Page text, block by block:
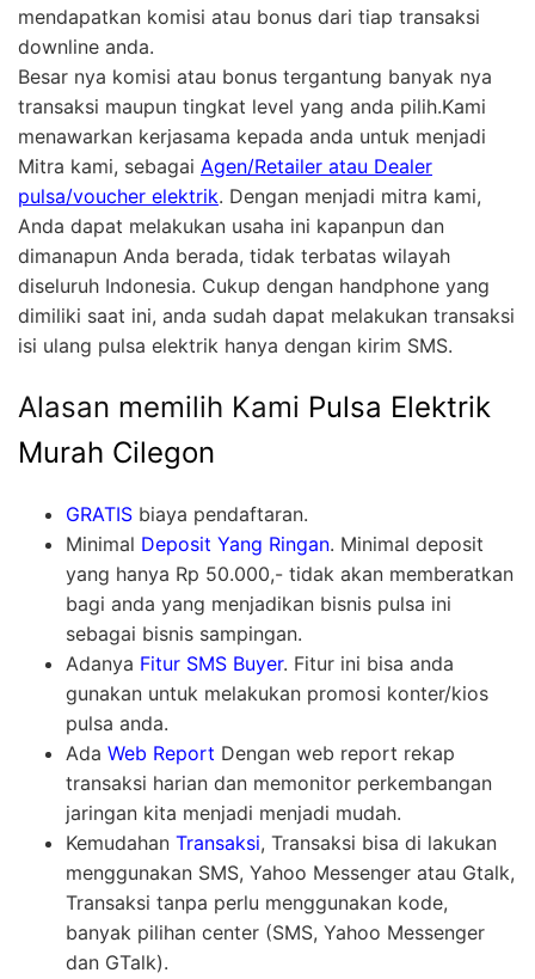
mendapatkan komisi atau bonus dari tiap transaksi
downline anda.
Besar nya komisi atau bonus tergantung banyak nya
transaksi maupun tingkat level yang anda pilih.Kami
menawarkan kerjasama kepada anda untuk menjadi
Mitra kami, sebagai Agen/Retailer atau Dealer
pulsa/voucher elektrik. Dengan menjadi mitra kami,
Anda dapat melakukan usaha ini kapanpun dan
dimanapun Anda berada, tidak terbatas wilayah
diseluruh Indonesia. Cukup dengan handphone yang
dimiliki saat ini, anda sudah dapat melakukan transaksi
isi ulang pulsa elektrik hanya dengan kirim SMS.
Alasan memilih Kami Pulsa Elektrik
Murah Cilegon
GRATIS biaya pendaftaran.
Minimal Deposit Yang Ringan. Minimal deposit
yang hanya Rp 50.000,- tidak akan memberatkan
bagi anda yang menjadikan bisnis pulsa ini
sebagai bisnis sampingan.
Adanya Fitur SMS Buyer. Fitur ini bisa anda
gunakan untuk melakukan promosi konter/kios
pulsa anda.
Ada Web Report Dengan web report rekap
transaksi harian dan memonitor perkembangan
jaringan kita menjadi menjadi mudah.
Kemudahan Transaksi, Transaksi bisa di lakukan
menggunakan SMS, Yahoo Messenger atau Gtalk,
Transaksi tanpa perlu menggunakan kode,
banyak pilihan center (SMS, Yahoo Messenger
dan GTalk).